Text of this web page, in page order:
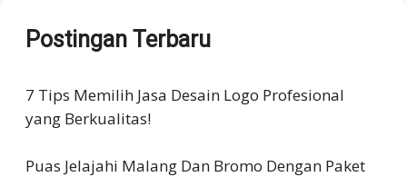
Postingan Terbaru
7 Tips Memilih Jasa Desain Logo Profesional
yang Berkualitas!
Puas Jelajahi Malang Dan Bromo Dengan Paket